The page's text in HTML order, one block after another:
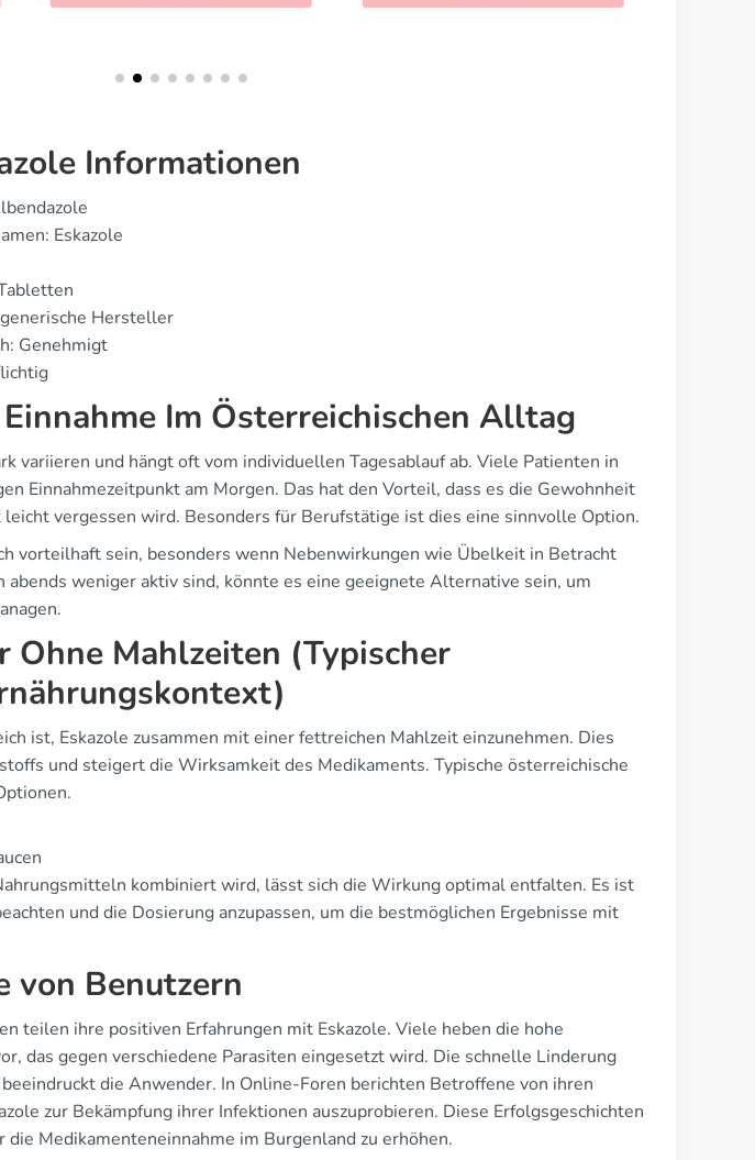
Informationen
Eskazole
Hersteller
Genehmigt
Im Österreichischen Alltag
variieren und hängt oft vom individuellen Tagesablauf ab. Viele Patienten in
Einnahmezeitpunkt am Morgen. Das hat den Vorteil, dass es die Gewohnheit
vergessen wird. Besonders für Berufstätige ist dies eine sinnvolle Option.
vorteilhaft sein, besonders wenn Nebenwirkungen wie Übelkeit in Betracht
abends weniger aktiv sind, könnte es eine geeignete Alternative sein, um
Ohne Mahlzeiten (Typischer
ist, Eskazole zusammen mit einer fettreichen Mahlzeit einzunehmen. Dies
und steigert die Wirksamkeit des Medikaments. Typische österreichische
kombiniert wird, lässt sich die Wirkung optimal entfalten. Es ist
und die Dosierung anzupassen, um die bestmöglichen Ergebnisse mit
von Benutzern
teilen ihre positiven Erfahrungen mit Eskazole. Viele heben die hohe
das gegen verschiedene Parasiten eingesetzt wird. Die schnelle Linderung
die Anwender. In Online-Foren berichten Betroffene von ihren
zur Bekämpfung ihrer Infektionen auszuprobieren. Diese Erfolgsgeschichten
Medikamenteneinnahme im Burgenland zu erhöhen.